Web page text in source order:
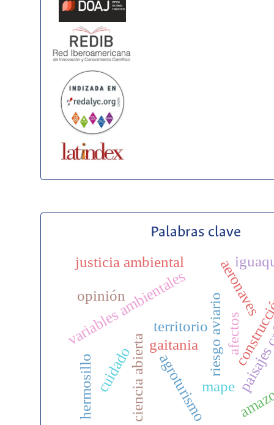
Palabras clave
variables ambientales riesgo aviario
aeronaves
gaitania
agroturismo
territorio
ciencia abierta
justicia ambiental
cuidado
afectos
opinión
hermosillo mape